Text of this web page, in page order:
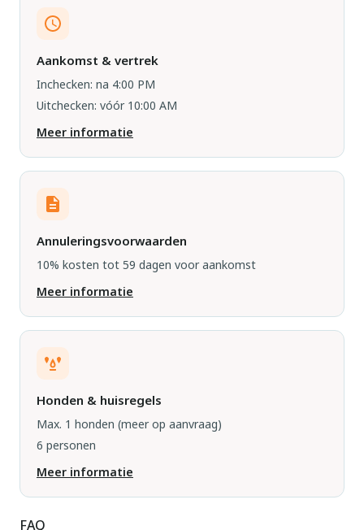
Aankomst & vertrek
Inchecken: na 4:00 PM
Uitchecken: vóór 10:00 AM
Meer informatie
Annuleringsvoorwaarden
10% kosten tot 59 dagen voor aankomst
Meer informatie
Honden & huisregels
Max. 1 honden (meer op aanvraag)
6 personen
Meer informatie
FAQ